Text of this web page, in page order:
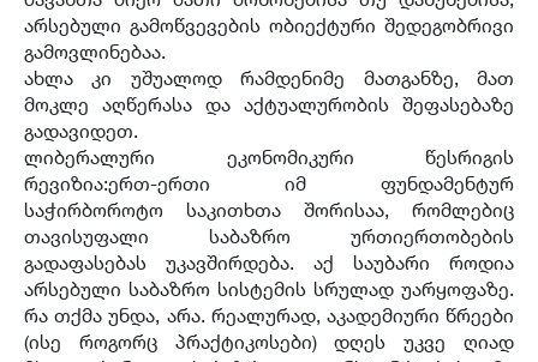
არსებული გამოწვევების ობიექტური შედეგობრივი
გამოვლინებაა.
ახლა კი უშუალოდ რამდენიმე მათგანზე, მათ
მოკლე აღწერასა და აქტუალურობის შეფასებაზე
გადავიდეთ.
ლიბერალური ეკონომიკური წესრიგის
რევიზია:ერთ-ერთი იმ ფუნდამენტურ
საჭირბოროტო საკითხთა შორისაა, რომლებიც
თავისუფალი საბაზრო ურთიერთობების
გადაფასებას უკავშირდება. აქ საუბარი როდია
არსებული საბაზრო სისტემის სრულად უარყოფაზე.
რა თქმა უნდა, არა. რეალურად, აკადემიური წრეები
(ისე როგორც პრაქტიკოსები) დღეს უკვე ღიად